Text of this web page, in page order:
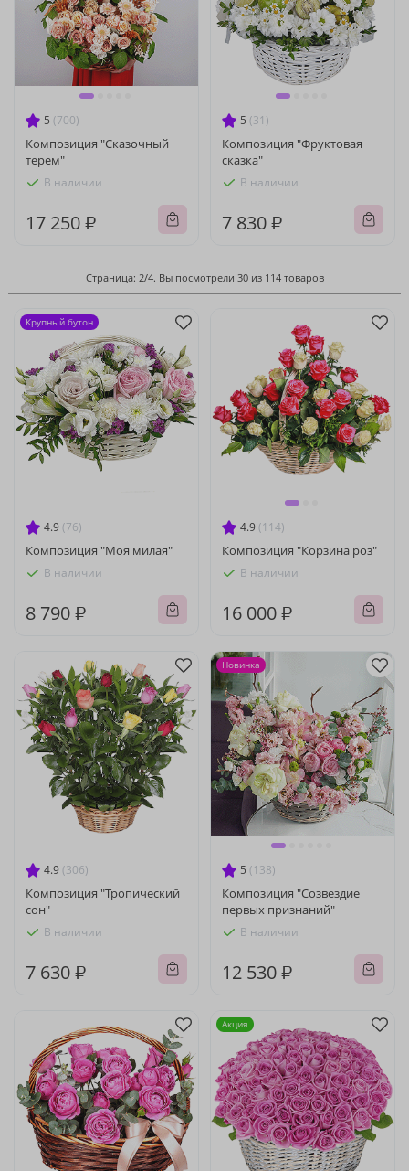
5 (700)
Композиция "Сказочный
терем"
В наличии
17 250 ₽
5 (31)
Композиция "Фруктовая
сказка"
В наличии
7 830 ₽
Страница: 2/4. Вы посмотрели 30 из 114 товаров
4.9 (76)
Композиция "Моя милая"
В наличии
8 790 ₽
Крупный бутон
4.9 (114)
Композиция "Корзина роз"
В наличии
16 000 ₽
4.9 (306)
Композиция "Тропический
сон"
В наличии
7 630 ₽
5 (138)
Композиция "Созвездие
первых признаний"
В наличии
12 530 ₽
Новинка
Акция